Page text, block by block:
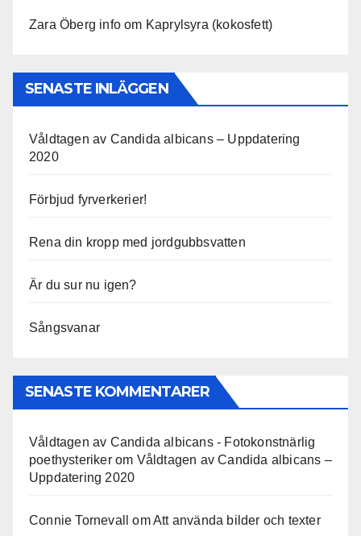
Zara Öberg info om Kaprylsyra (kokosfett)
SENASTE INLÄGGEN
Våldtagen av Candida albicans – Uppdatering
2020
Förbjud fyrverkerier!
Rena din kropp med jordgubbsvatten
Är du sur nu igen?
Sångsvanar
SENASTE KOMMENTARER
Våldtagen av Candida albicans - Fotokonstnärlig
poethysterikerom Våldtagen av Candida albicans –
Uppdatering 2020
Connie Tornevall omAtt använda bilder och texter